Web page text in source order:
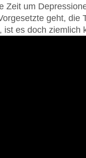
Zeit um
geht, die
ist es doch ziemlich